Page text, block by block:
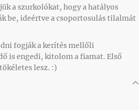
a szurkolókat, hogy a hatályos
be, ideértve a csoportosulás tilalmát
fogják a kerítés mellőli
is engedi, kitolom a fiamat. Első
lesz. :)